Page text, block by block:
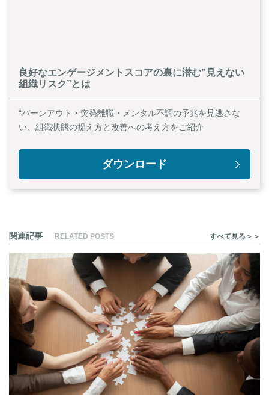
良好なエンゲージメントスコアの裏に潜む”見えない
組織リスク”とは
“バーンアウト・突発離職・メンタル不調の予兆を見逃さな
い、組織状態の捉え方と改善への考え方をご紹介
ダウンロード
関連記事 RELATED POSTS すべて見る＞＞